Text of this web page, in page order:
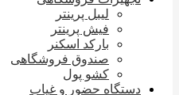
لیبل پرینتر
فیش پرینتر
بارکد اسکنر
صندوق فروشگاهی
کشو پول
دستگاه حضور و غیاب